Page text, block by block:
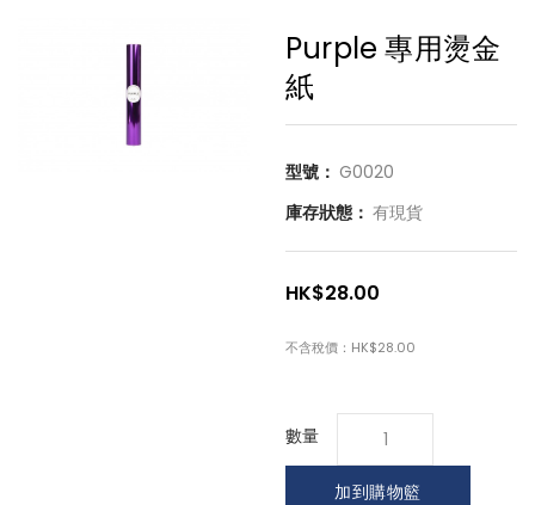
Purple 專用燙金
紙
型號： G0020
庫存狀態： 有現貨
HK$28.00
不含稅價： HK$28.00
數量
加到購物籃